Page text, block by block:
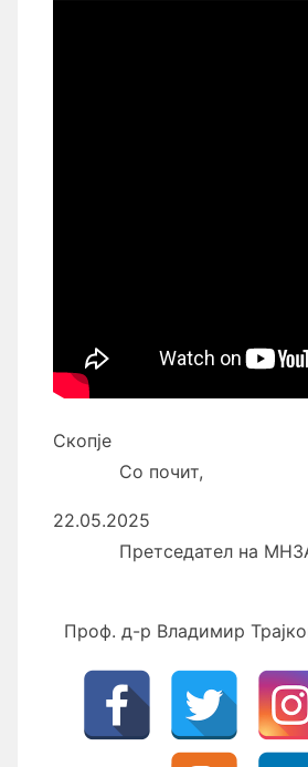
Со почит,
Претседател на
Проф. д-р Владимир